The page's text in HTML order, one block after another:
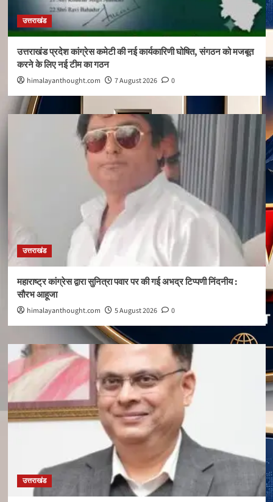
उत्तराखंड
उत्तराखंड प्रदेश कांग्रेस कमेटी की नई कार्यकारिणी घोषित, संगठन को मजबूत
करने के लिए नई टीम का गठन
himalayanthought.com 7 August 2026 0
उत्तराखंड
महाराष्ट्र कांग्रेस द्वारा सुनित्रा पवार पर की गई अभद्र टिप्पणी निंदनीय :
सौरभ आहूजा
himalayanthought.com 5 August 2026 0
उत्तराखंड